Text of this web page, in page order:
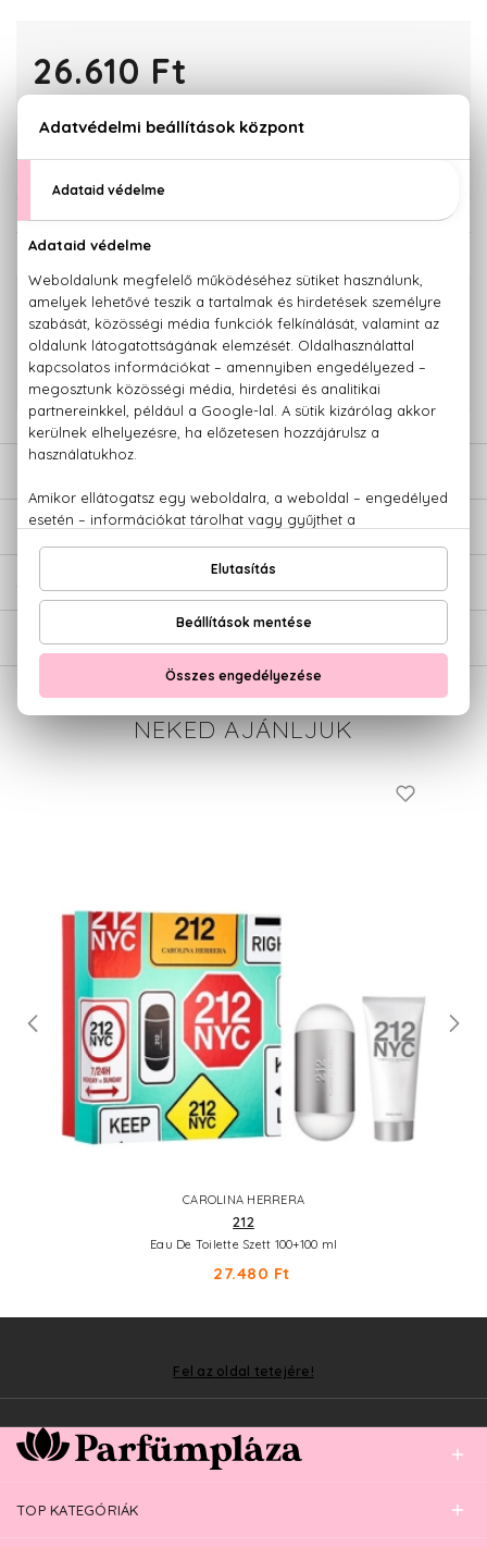
26.610 Ft
KOSÁRBA TESZEM
100% eredeti termékek, 14 napos visszaküldési garanciával
Kérdésed van, elakadtál? Hívd ügyfélszolgálatunkat:+36 20
779 1926
ÉRTÉKELÉSEK (0)
NEKED AJÁNLJUK
CAROLINA HERRERA
212
Eau De Toilette Szett 100+100 ml
27.480 Ft
Fel az oldal tetejére!
TOP KATEGÓRIÁK